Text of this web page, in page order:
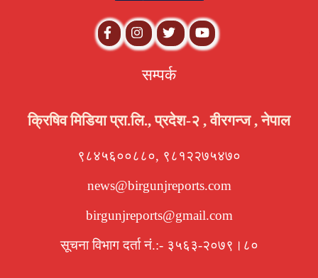
सम्पर्क
क्रिषिव मिडिया प्रा.लि., प्रदेश-२ , वीरगन्ज , नेपाल
९८४५६००८८०, ९८१२२७५४७०
news@birgunjreports.com
birgunjreports@gmail.com
सूचना विभाग दर्ता नं.:- ३५६३-२०७९।८०